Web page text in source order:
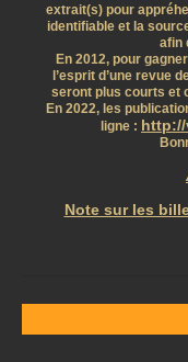
extrait(s) pour
identifiable et la
afin
En 2012, pour
l’esprit d’une revue
seront plus courts et
En 2022, les
ligne :
Note sur les